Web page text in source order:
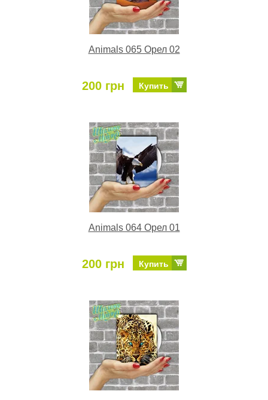
Animals 065 Орел 02
200 грн Купить
Animals 064 Орел 01
200 грн Купить